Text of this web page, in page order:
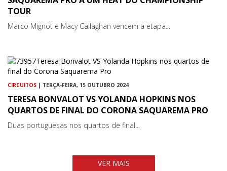
TOUR
Marco Mignot e Macy Callaghan vencem a etapa...
CIRCUITOS | TERÇA-FEIRA, 15 OUTUBRO 2024
TERESA BONVALOT VS YOLANDA HOPKINS NOS
QUARTOS DE FINAL DO CORONA SAQUAREMA PRO
Duas portuguesas nos quartos de final...
VER MAIS